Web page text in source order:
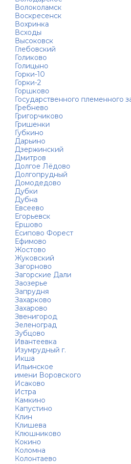
Волоколамск
Воскресенск
Вохринка
Всходы
Высоковск
Глебовский
Голиково
Голицыно
Горки-10
Горки-2
Горшково
Государственного племенного
Гребнево
Григорчиково
Гришенки
Губкино
Дарьино
Дзержинский
Дмитров
Долгое Лёдово
Долгопрудный
Домодедово
Дубки
Дубна
Евсеево
Егорьевск
Ершово
Есипово Форест
Ефимово
Жостово
Жуковский
Загорново
Загорские Дали
Заозерье
Запрудня
Захарково
Захарово
Звенигород
Зеленоград
Зубцово
Ивантеевка
Изумрудный г.
Икша
Ильинское
имени Воровского
Исаково
Истра
Камкино
Капустино
Клин
Клишева
Клюшниково
Кокино
Коломна
Колонтаево